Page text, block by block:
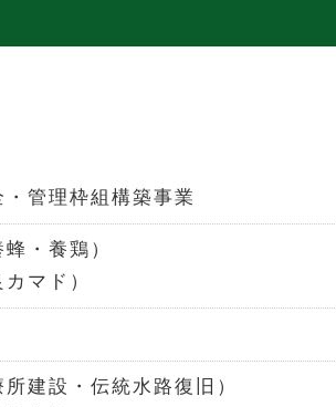
管理枠組構築事業
・養鶏）
マド）
建設・伝統水路復旧）